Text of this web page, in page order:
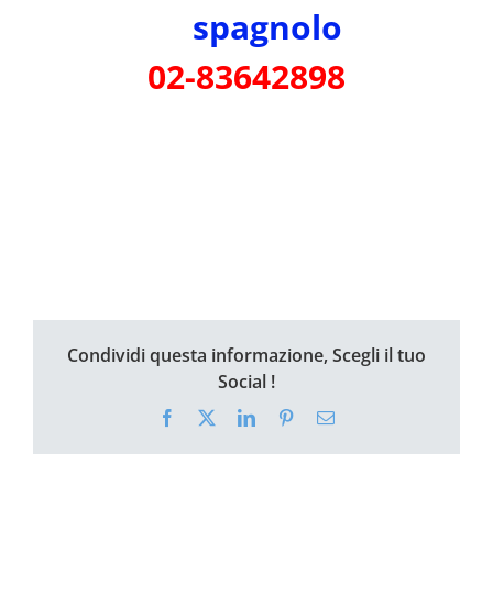
02-83642898
Condividi questa informazione, Scegli il tuo
Social !
Facebook LinkedInPinterestEmail